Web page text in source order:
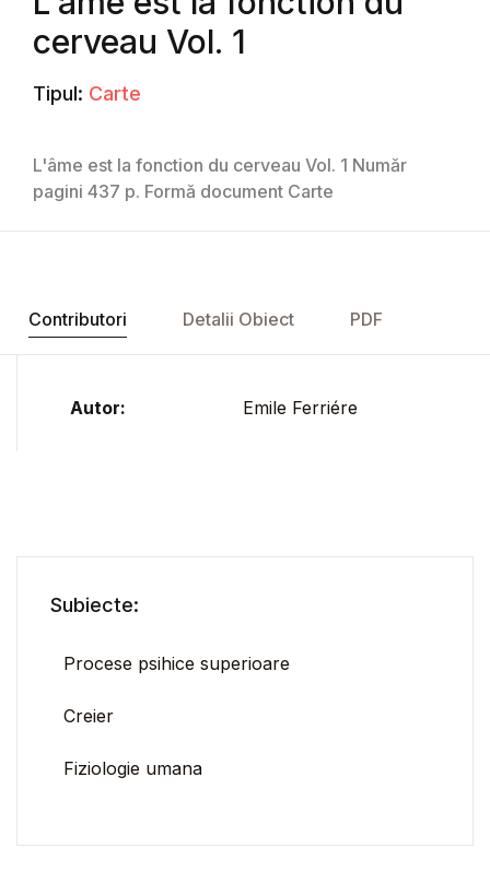
cerveau Vol. 1
Tipul: Carte
L'âme est la fonction du cerveau Vol. 1 Număr
pagini 437 p. Formă document Carte
Contributori Detalii Obiect PDF
Autor: Emile Ferriére
Subiecte:
Procese psihice superioare
Creier
Fiziologie umana